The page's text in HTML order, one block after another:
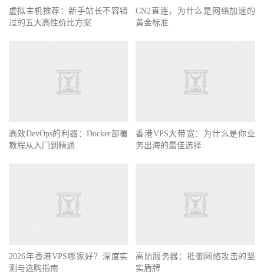
虚拟主机推荐：新手站长不容错
过的五大高性价比方案
CN2直连，为什么是网络加速的
黄金标准
高效DevOps的利器：Docker部署
教程从入门到精通
香港VPS大带宽：为什么是你业
务出海的最佳选择
2026年香港VPS哪家好？深度实
测与选购指南
高防服务器：抵御网络攻击的坚
实盾牌